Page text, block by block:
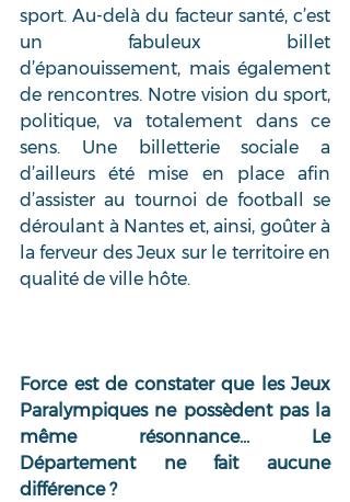
sport. Au-delà du facteur santé, c’est
un fabuleux billet
d’épanouissement, mais également
de rencontres. Notre vision du sport,
politique, va totalement dans ce
sens. Une billetterie sociale a
d’ailleurs été mise en place afin
d’assister au tournoi de football se
déroulant à Nantes et, ainsi, goûter à
la ferveur des Jeux sur le territoire en
qualité de ville hôte.
Force est de constater que les Jeux
Paralympiques ne possèdent pas la
même résonnance… Le
Département ne fait aucune
différence ?